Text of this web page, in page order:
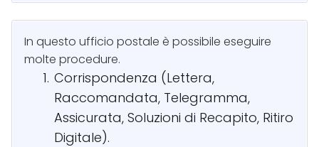
In questo ufficio postale è possibile eseguire
molte procedure.
Corrispondenza (Lettera,
Raccomandata, Telegramma,
Assicurata, Soluzioni di Recapito, Ritiro
Digitale).